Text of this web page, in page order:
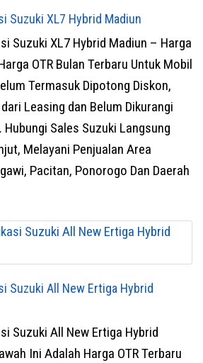
Suzuki XL7 Hybrid Madiun
Suzuki XL7 Hybrid Madiun – Harga
OTR Bulan Terbaru Untuk Mobil
Termasuk Dipotong Diskon,
Leasing dan Belum Dikurangi
Hubungi Sales Suzuki Langsung
Melayani Penjualan Area
Pacitan, Ponorogo Dan Daerah
Suzuki All New Ertiga Hybrid
Suzuki All New Ertiga Hybrid
Ini Adalah Harga OTR Terbaru